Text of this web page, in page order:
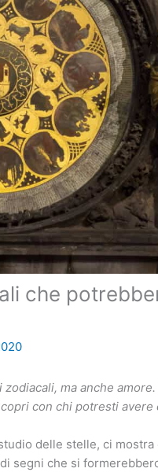
che
ma anche
con chi potresti avere
delle stelle, ci mostra
segni che si